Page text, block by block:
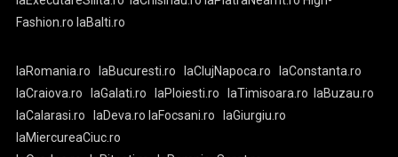
Fashion.ro laBalti.ro
laRomania.ro laBucuresti.ro laClujNapoca.ro
laConstanta.ro
laCraiova.ro
laGalati.ro laPloiesti.ro laTimisoara.ro
laBuzau.ro
laCalarasi.ro
laDeva.ro laFocsani.ro
laGiurgiu.ro
laMiercureaCiuc.ro